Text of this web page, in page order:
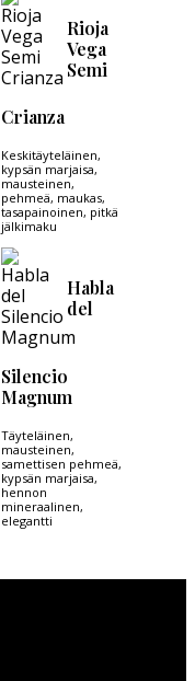
Rioja
Vega
Semi
Crianza
Keskitäyteläinen,
kypsän marjaisa,
mausteinen,
pehmeä, maukas,
tasapainoinen, pitkä
jälkimaku
Habla
del
Silencio
Magnum
Täyteläinen,
mausteinen,
samettisen pehmeä,
kypsän marjaisa,
hennon
mineraalinen,
elegantti